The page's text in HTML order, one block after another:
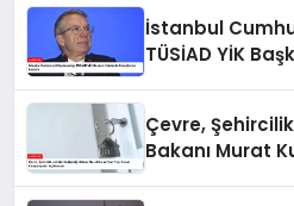
İstanbul
TÜSİAD YİK
Çevre,
Bakanı Murat